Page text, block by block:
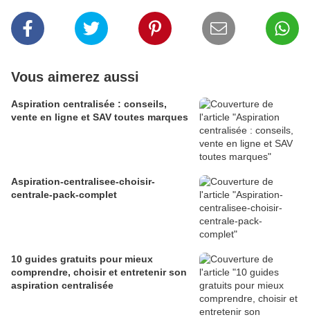
Vous aimerez aussi
Aspiration centralisée : conseils,
vente en ligne et SAV toutes marques
Aspiration-centralisee-choisir-
centrale-pack-complet
10 guides gratuits pour mieux
comprendre, choisir et entretenir son
aspiration centralisée